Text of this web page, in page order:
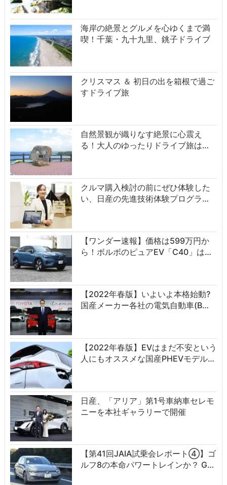
海岸の絶景とグルメを心ゆくまで満
喫！千葉・九十九里、銚子ドライブ
クリスマス ＆ 初日の出を箱根で過ご
すドライブ旅
自然景観が織りなす絶景に心震え
る！大人のゆったりドライブ旅は…
クルマ購入検討の前にぜひ体験した
い、日産の先進技術体験プログラ…
【ワンダー速報】価格は599万円か
ら！ボルボのピュアEV「C40」は…
【2022年春版】いよいよ本格始動?
国産メーカー各社の電気自動車(B…
【2022年春版】EVはまだ不安という
人にもオススメな国産PHEVモデル…
日産、「アリア」第1号車納車セレモ
ニーを本社ギャラリーで開催
【第41回JAIA試乗会レポート④】ゴ
ルフ8の本命パワートレインか？ G…